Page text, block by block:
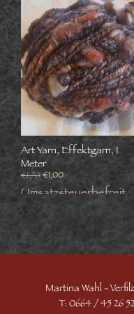
Art Yarn, Effektgarn, 1
Meter
€1,70€1,00
Umsatzsteuerbefreit
gemäß UStG §6
zzgl.
Versand
€
Umsatzsteuerbefreit
Martina Wahl -
T: 0664 / 45 26